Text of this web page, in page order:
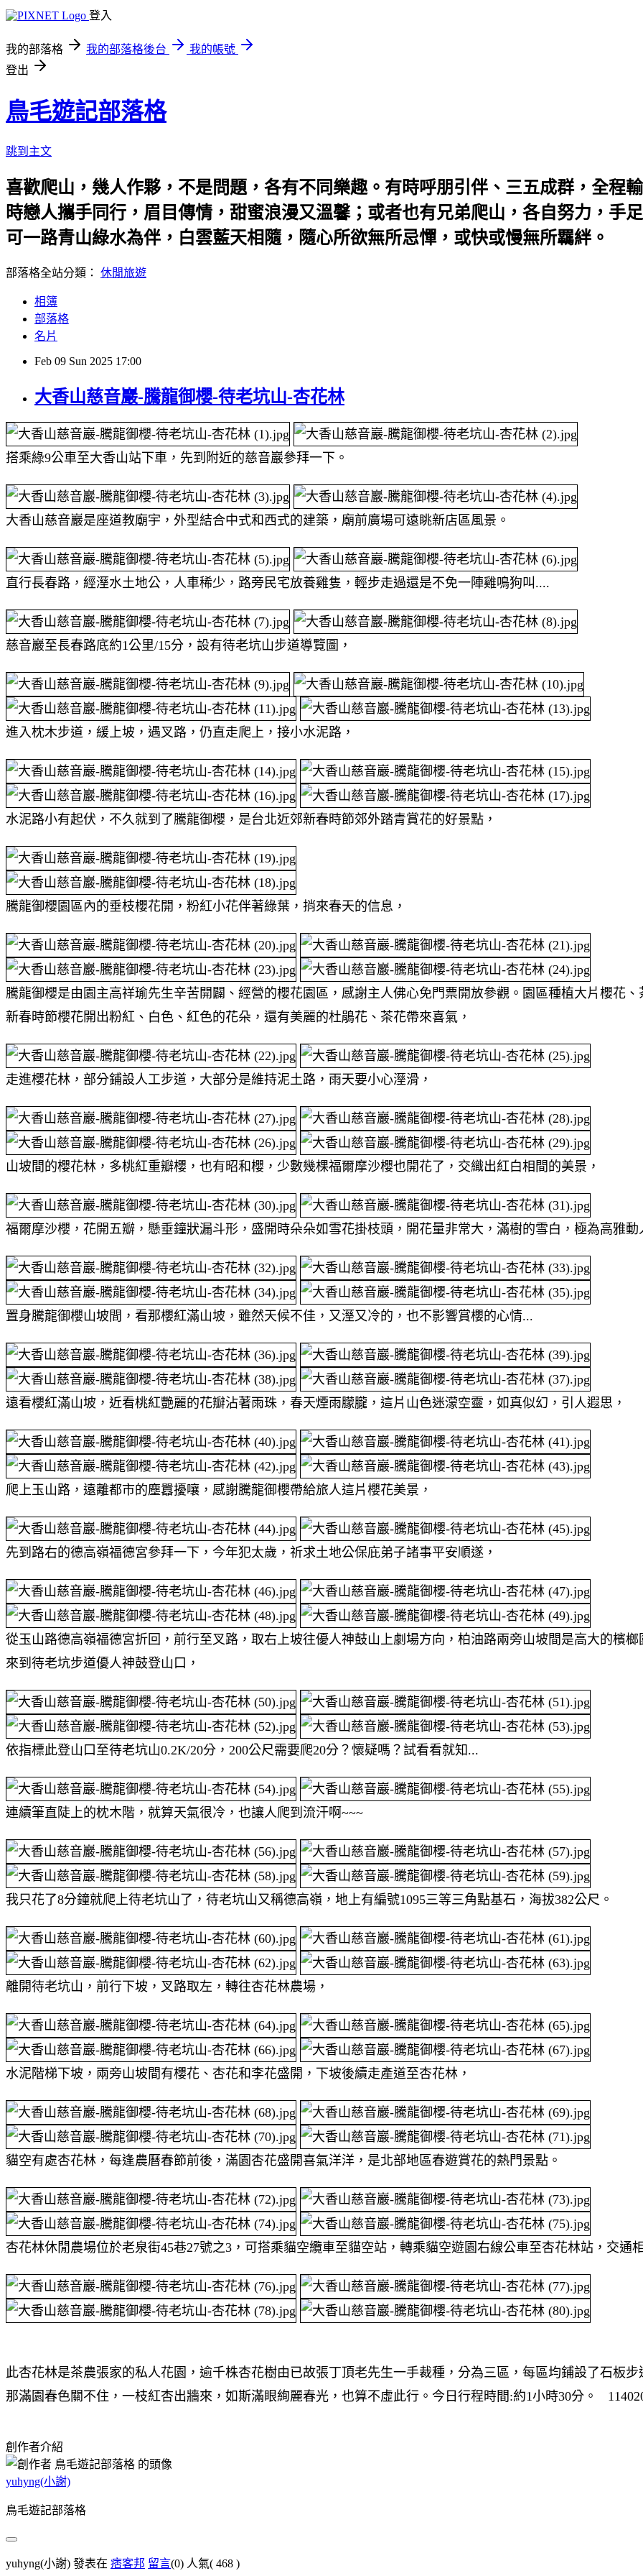
登入
我的部落格 我的部落格後台
我的帳號
登出
鳥毛遊記部落格
跳到主文
喜歡爬山，幾人作夥，不是問題，各有不同樂趣。有時呼朋引伴、三五成群，全程
時戀人攜手同行，眉目傳情，甜蜜浪漫又溫馨；或者也有兄弟爬山，各自努力，手
可一路青山綠水為伴，白雲藍天相隨，隨心所欲無所忌憚，或快或慢無所羈絆。
部落格全站分類： 休閒旅遊
相簿
部落格
名片
Feb 09 Sun 2025 17:00
大香山慈音巖-騰龍御櫻-待老坑山-杏花林
搭乘綠9公車至大香山站下車，先到附近的慈音巖參拜一下。
大香山慈音巖是座道教廟宇，外型結合中式和西式的建築，廟前廣場可遠眺新店區風景。
直行長春路，經溼水土地公，人車稀少，路旁民宅放養雞隻，輕步走過還是不免一陣雞鳴狗叫....
慈音巖至長春路底約1公里/15分，設有待老坑山步道導覽圖，
進入枕木步道，緩上坡，遇叉路，仍直走爬上，接小水泥路，
水泥路小有起伏，不久就到了騰龍御櫻，是台北近郊新春時節郊外踏青賞花的好景點，
騰龍御櫻園區內的垂枝櫻花開，粉紅小花伴著綠葉，捎來春天的信息，
騰龍御櫻是由園主高祥瑜先生辛苦開闢、經營的櫻花園區，感謝主人佛心免門票開放參觀。園區種植大片櫻花、
新春時節櫻花開出粉紅、白色、紅色的花朵，還有美麗的杜鵑花、茶花帶來喜氣，
走進櫻花林，部分鋪設人工步道，大部分是維持泥土路，雨天要小心溼滑，
山坡間的櫻花林，多桃紅重瓣櫻，也有昭和櫻，少數幾棵福爾摩沙櫻也開花了，交織出紅白相間的美景，
福爾摩沙櫻，花開五瓣，懸垂鐘狀漏斗形，盛開時朵朵如雪花掛枝頭，開花量非常大，滿樹的雪白，極為高雅動
置身騰龍御櫻山坡間，看那櫻紅滿山坡，雖然天候不佳，又溼又冷的，也不影響賞櫻的心情...
遠看櫻紅滿山坡，近看桃紅艷麗的花瓣沾著雨珠，春天煙雨朦朧，這片山色迷濛空靈，如真似幻，引人遐思，
爬上玉山路，遠離都市的塵囂擾嚷，感謝騰龍御櫻帶給旅人這片櫻花美景，
先到路右的德高嶺福德宮參拜一下，今年犯太歲，祈求土地公保庇弟子諸事平安順遂，
從玉山路德高嶺福德宮折回，前行至叉路，取右上坡往優人神鼓山上劇場方向，柏油路兩旁山坡間是高大的檳榔
來到待老坑步道優人神鼓登山口，
依指標此登山口至待老坑山0.2K/20分，200公尺需要爬20分？懷疑嗎？試看看就知...
連續筆直陡上的枕木階，就算天氣很冷，也讓人爬到流汗啊~~~
我只花了8分鐘就爬上待老坑山了，待老坑山又稱德高嶺，地上有編號1095三等三角點基石，海拔382公尺。
離開待老坑山，前行下坡，叉路取左，轉往杏花林農場，
水泥階梯下坡，兩旁山坡間有櫻花、杏花和李花盛開，下坡後續走產道至杏花林，
貓空有處杏花林，每逢農曆春節前後，滿園杏花盛開喜氣洋洋，是北部地區春遊賞花的熱門景點。
杏花林休閒農場位於老泉街45巷27號之3，可搭乘貓空纜車至貓空站，轉乘貓空遊園右線公車至杏花林站，交通
此杏花林是茶農張家的私人花園，逾千株杏花樹由已故張丁頂老先生一手裁種，分為三區，每區均鋪設了石板步
那滿園春色關不住，一枝紅杏出牆來，如斯滿眼絢麗春光，也算不虛此行。今日行程時間:約1小時30分。
創作者介紹
yuhyng(小謝)
鳥毛遊記部落格
yuhyng(小謝) 發表在 痞客邦 留言(0) 人氣( 468 )